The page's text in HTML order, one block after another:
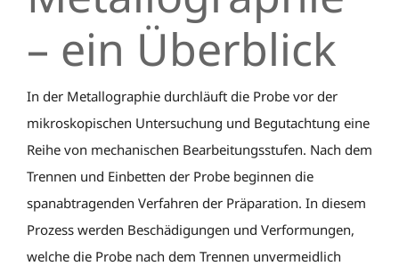
– ein Überblick
In der Metallographie durchläuft die Probe vor der
mikroskopischen Untersuchung und Begutachtung eine
Reihe von mechanischen Bearbeitungsstufen. Nach dem
Trennen und Einbetten der Probe beginnen die
spanabtragenden Verfahren der Präparation. In diesem
Prozess werden Beschädigungen und Verformungen,
welche die Probe nach dem Trennen unvermeidlich